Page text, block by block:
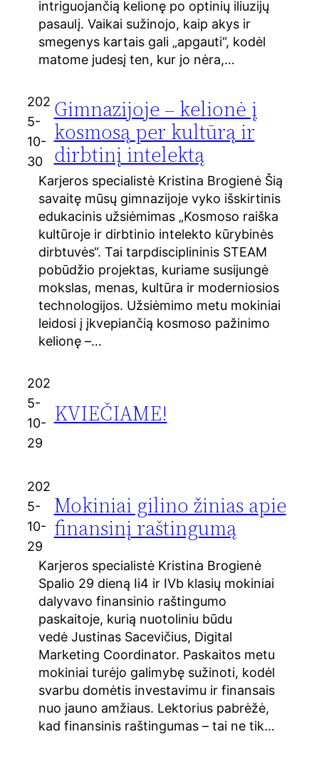
intriguojančią kelionę po optinių iliuzijų
pasaulį. Vaikai sužinojo, kaip akys ir
smegenys kartais gali „apgauti“, kodėl
matome judesį ten, kur jo nėra,…
202
5-
10-
30
Gimnazijoje – kelionė į
kosmosą per kultūrą ir
dirbtinį intelektą
Karjeros specialistė Kristina Brogienė Šią
savaitę mūsų gimnazijoje vyko išskirtinis
edukacinis užsiėmimas „Kosmoso raiška
kultūroje ir dirbtinio intelekto kūrybinės
dirbtuvės“. Tai tarpdisciplininis STEAM
pobūdžio projektas, kuriame susijungė
mokslas, menas, kultūra ir moderniosios
technologijos. Užsiėmimo metu mokiniai
leidosi į įkvepiančią kosmoso pažinimo
kelionę –…
202
5-
10-
29
KVIEČIAME!
202
5-
10-
29
Mokiniai gilino žinias apie
finansinį raštingumą
Karjeros specialistė Kristina Brogienė
Spalio 29 dieną Ii4 ir IVb klasių mokiniai
dalyvavo finansinio raštingumo
paskaitoje, kurią nuotoliniu būdu
vedė Justinas Sacevičius, Digital
Marketing Coordinator. Paskaitos metu
mokiniai turėjo galimybę sužinoti, kodėl
svarbu domėtis investavimu ir finansais
nuo jauno amžiaus. Lektorius pabrėžė,
kad finansinis raštingumas – tai ne tik…